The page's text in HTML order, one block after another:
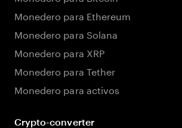
Monedero para Ethereum
Monedero para Solana
Monedero para XRP
Monedero para Tether
Monedero para activos
Crypto-converter